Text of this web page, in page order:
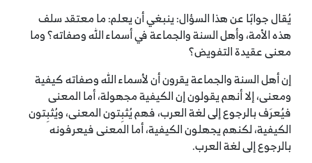
يُقال جوابًا عن هذا السؤال: ينبغي أن يعلم: ما معتقد سلف
هذه الأمة، وأهل السنة والجماعة في أسماء الله وصفاته؟ وما
معنى عقيدة التفويض؟
إن أهل السنة والجماعة يقرون أن لأسماء الله وصفاته كيفية
ومعنى، إلا أنهم يقولون إن الكيفية مجهولة، أما المعنى
فيُعرَف بالرجوع إلى لغة العرب، فهم يُثبِتون المعنى، ويُثبِتون
الكيفية، لكنهم يجهلون الكيفية، أما المعنى فيعرفونه
بالرجوع إلى لغة العرب.